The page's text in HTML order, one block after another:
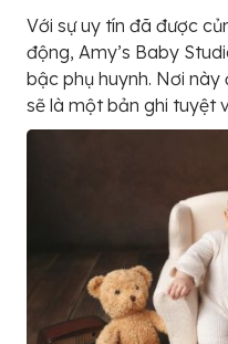
Với sự uy tín đã được
động, Amy’s Baby
bậc phụ huynh. Nơi
sẽ là một bản ghi tuyệt